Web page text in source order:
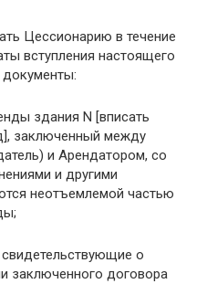
Цессионарию в течение
вступления настоящего
здания N [вписать
заключенный между
и Арендатором, со
и другими
неотъемлемой частью
о
заключенного договора